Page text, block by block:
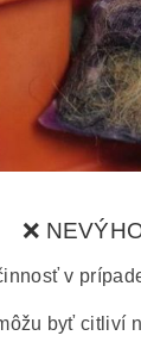
❌
v
byť citliví